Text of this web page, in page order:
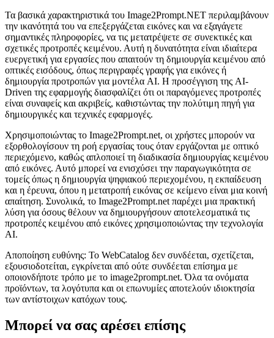
Τα βασικά χαρακτηριστικά του Image2Prompt.NET περιλαμβάνουν
την ικανότητά του να επεξεργάζεται εικόνες και να εξαγάγετε
σημαντικές πληροφορίες, να τις μετατρέψετε σε συνεκτικές και
σχετικές προτροπές κειμένου. Αυτή η δυνατότητα είναι ιδιαίτερα
ευεργετική για εργασίες που απαιτούν τη δημιουργία κειμένου από
οπτικές εισόδους, όπως περιγραφές γραφής για εικόνες ή
δημιουργία προτροπών για μοντέλα AI. Η προσέγγιση της AI-
Driven της εφαρμογής διασφαλίζει ότι οι παραγόμενες προτροπές
είναι συναφείς και ακριβείς, καθιστώντας την πολύτιμη πηγή για
δημιουργικές και τεχνικές εφαρμογές.
Χρησιμοποιώντας το Image2Prompt.net, οι χρήστες μπορούν να
εξορθολογίσουν τη ροή εργασίας τους όταν εργάζονται με οπτικό
περιεχόμενο, καθώς απλοποιεί τη διαδικασία δημιουργίας κειμένου
από εικόνες. Αυτό μπορεί να ενισχύσει την παραγωγικότητα σε
τομείς όπως η δημιουργία ψηφιακού περιεχομένου, η εκπαίδευση
και η έρευνα, όπου η μετατροπή εικόνας σε κείμενο είναι μια κοινή
απαίτηση. Συνολικά, το Image2Prompt.net παρέχει μια πρακτική
λύση για όσους θέλουν να δημιουργήσουν αποτελεσματικά τις
προτροπές κειμένου από εικόνες χρησιμοποιώντας την τεχνολογία
AI.
Αποποίηση ευθύνης: Το WebCatalog δεν συνδέεται, σχετίζεται,
εξουσιοδοτείται, εγκρίνεται από ούτε συνδέεται επίσημα με
οποιονδήποτε τρόπο με το image2prompt.net. Όλα τα ονόματα
προϊόντων, τα λογότυπα και οι επωνυμίες αποτελούν ιδιοκτησία
των αντίστοιχων κατόχων τους.
Μπορεί να σας αρέσει επίσης